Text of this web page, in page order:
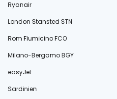
Ryanair
London Stansted STN
Rom Fiumicino FCO
Milano-Bergamo BGY
easyJet
Sardinien